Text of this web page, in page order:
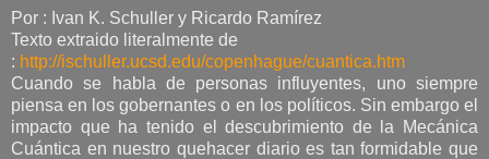
Por : Ivan K. Schuller y Ricardo Ramírez
Texto extraido literalmente de
: http://ischuller.ucsd.edu/copenhague/cuantica.htm
Cuando se habla de personas influyentes, uno siempre
piensa en los gobernantes o en los políticos. Sin embargo el
impacto que ha tenido el descubrimiento de la Mecánica
Cuántica en nuestro quehacer diario es tan formidable que